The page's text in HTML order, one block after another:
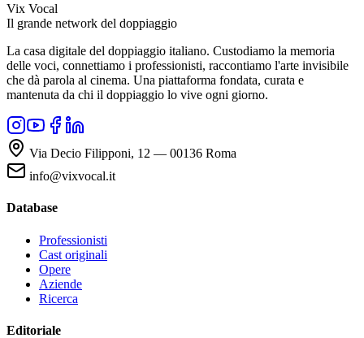
Vix Vocal
Il grande network del doppiaggio
La casa digitale del doppiaggio italiano. Custodiamo la memoria
delle voci, connettiamo i professionisti, raccontiamo l'arte invisibile
che dà parola al cinema. Una piattaforma fondata, curata e
mantenuta da chi il doppiaggio lo vive ogni giorno.
Via Decio Filipponi, 12 — 00136 Roma
info@vixvocal.it
Database
Professionisti
Cast originali
Opere
Aziende
Ricerca
Editoriale